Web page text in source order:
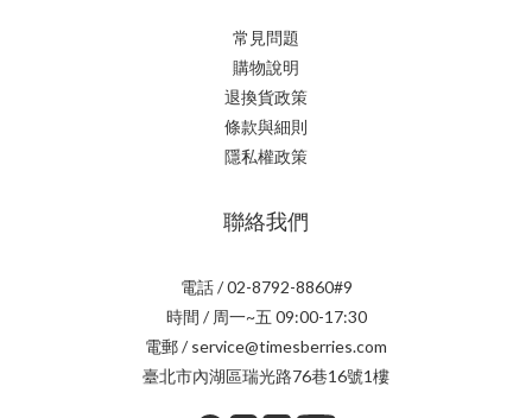
常見問題
購物說明
退換貨政策
條款與細則
隱私權政策
聯絡我們
電話 / 02-8792-8860#9
時間 / 周一~五 09:00-17:30
電郵 / service@timesberries.com
臺北市內湖區瑞光路76巷16號1樓